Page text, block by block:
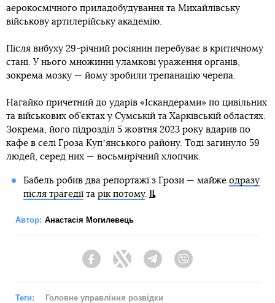
аерокосмічного приладобудування та Михайлівську
військову артилерійську академію.
Після вибуху 29-річний росіянин перебуває в критичному
стані. У нього множинні уламкові ураження органів,
зокрема мозку — йому зробили трепанацію черепа.
Нагайко причетний до ударів «Іскандерами» по цивільних
та військових об’єктах у Сумській та Харківській областях.
Зокрема, його підрозділ 5 жовтня 2023 року вдарив по
кафе в селі Гроза Купʼянського району. Тоді загинуло 59
людей, серед них — восьмирічний хлопчик.
Бабель робив два репортажі з Грози — майже одразу
після трагедіїта рік потому.
Автор: Анастасія Могилевець
FacebookTwitter Telegram
Теги:
Головне управління розвідки